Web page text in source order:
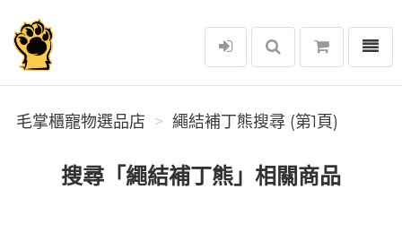
毛掌櫃寵物選品店
選單
毛掌櫃寵物選品店 繩結補丁熊搜尋 (第1頁)
搜尋「繩結補丁熊」相關商品